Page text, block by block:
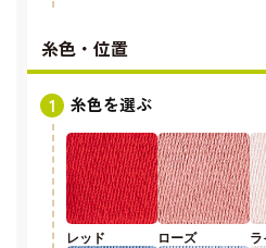
糸色・位置
糸色を選ぶ
レッド ローズ ラ